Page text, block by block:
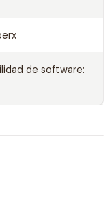
de software: